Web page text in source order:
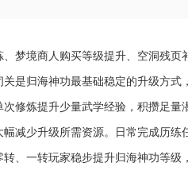
梦境商人购买等级提升、空洞残
是归海神功最基础稳定的升级方
修炼提升少量武学经验，积攒足
减少升级所需资源。日常完成历练
、一转玩家稳步提升归海神功等